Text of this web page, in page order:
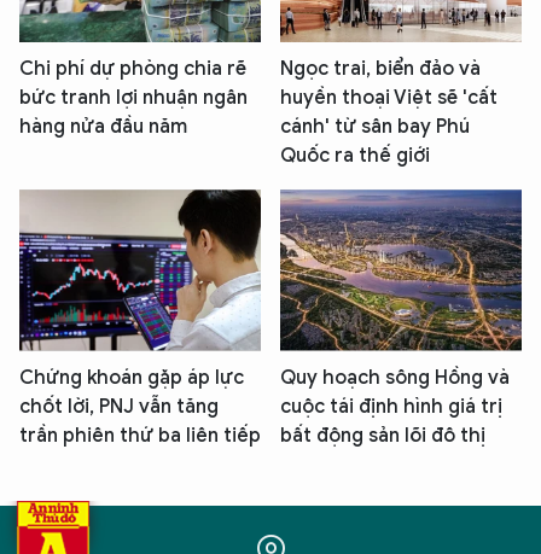
Chi phí dự phòng chia rẽ
bức tranh lợi nhuận ngân
hàng nửa đầu năm
Ngọc trai, biển đảo và
huyền thoại Việt sẽ 'cất
cánh' từ sân bay Phú
Quốc ra thế giới
Chứng khoán gặp áp lực
chốt lời, PNJ vẫn tăng
trần phiên thứ ba liên tiếp
Quy hoạch sông Hồng và
cuộc tái định hình giá trị
bất động sản lõi đô thị